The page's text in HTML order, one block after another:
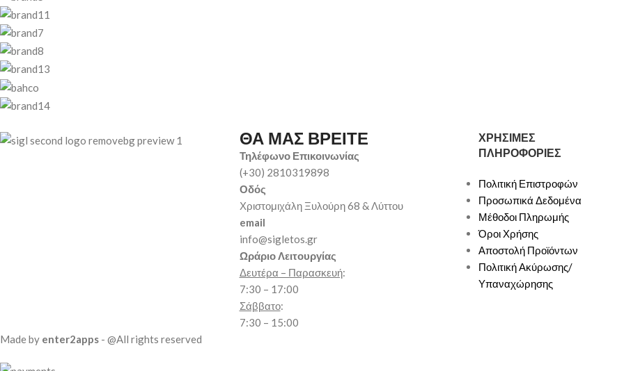
ΘΑ ΜΑΣ ΒΡΕΙΤΕ
Τηλέφωνο Επικοινωνίας
(+30) 2810319898
Οδός
Χριστομιχάλη Ξυλούρη 68 & Λύττου
email
info@sigletos.gr
Ωράριο Λειτουργίας
Δευτέρα – Παρασκευή:
7:30 – 17:00
Σάββατο:
7:30 – 15:00
ΧΡΗΣΙΜΕΣ
ΠΛΗΡΟΦΟΡΙΕΣ
Πολιτική Επιστροφών
Προσωπικά Δεδομένα
Μέθοδοι Πληρωμής
Όροι Χρήσης
Αποστολή Προϊόντων
Πολιτική Ακύρωσης/
Υπαναχώρησης
Made by enter2apps - @All rights reserved